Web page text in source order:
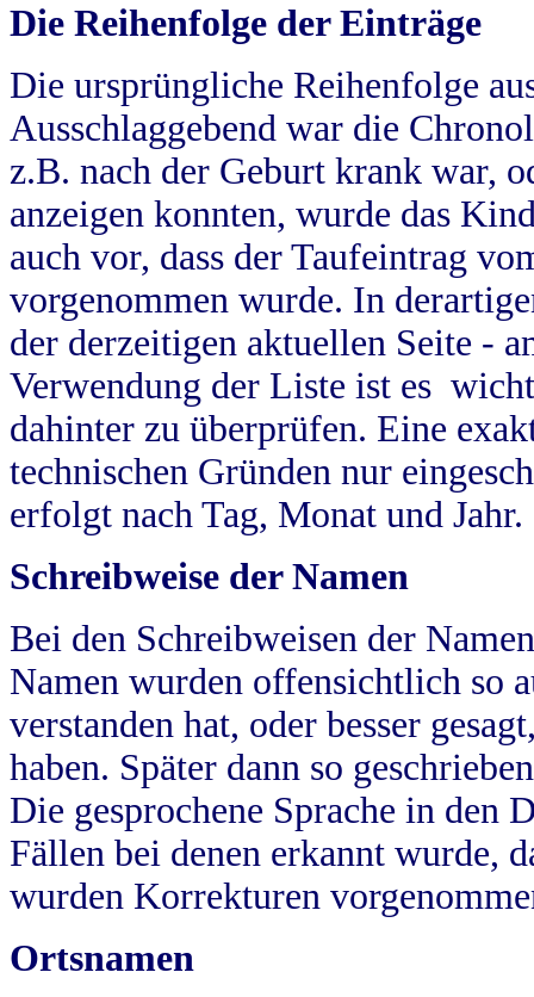
Die Reihenfolge der Einträge
Die ursprüngliche Reihenfolge
Ausschlaggebend war die
z.B. nach der Geburt krank war,
anzeigen konnten, wurde das
auch vor, dass der Taufeintrag
vorgenommen wurde. In
der derzeitigen aktuellen Seite -
Verwendung der Liste ist es
dahinter zu überprüfen. Eine
technischen Gründen nur
erfolgt nach Tag, Monat und Jahr.
Schreibweise der Namen
Bei den Schreibweisen der
Namen wurden offensichtlich so
verstanden hat, oder besser
haben. Später dann so
Die gesprochene Sprache in
Fällen bei denen erkannt wurde,
wurden Korrekturen
Ortsnamen